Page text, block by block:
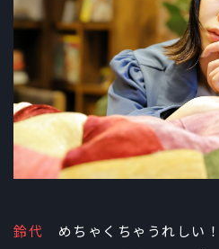
鈴代 めちゃくちゃうれしい